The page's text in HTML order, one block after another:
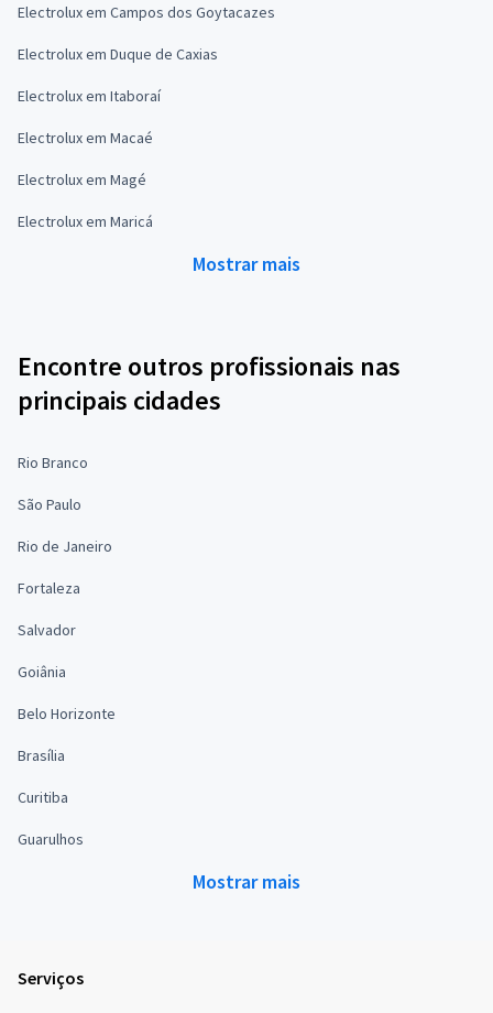
Electrolux em Campos dos Goytacazes
Electrolux em Duque de Caxias
Electrolux em Itaboraí
Electrolux em Macaé
Electrolux em Magé
Electrolux em Maricá
Mostrar mais
Encontre outros profissionais nas
principais cidades
Rio Branco
São Paulo
Rio de Janeiro
Fortaleza
Salvador
Goiânia
Belo Horizonte
Brasília
Curitiba
Guarulhos
Mostrar mais
Serviços